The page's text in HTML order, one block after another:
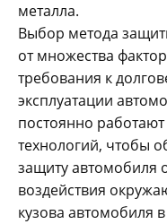
металла.
Выбор метода
от множества
требования к
эксплуатации
постоянно
технологий, чтобы
защиту автомобиля
воздействия
кузова автомобиля